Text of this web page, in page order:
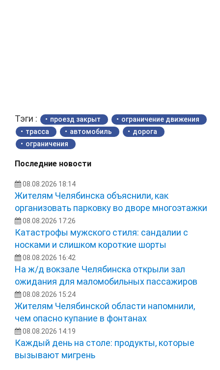
Тэги : проезд закрыт
ограничение движения
трасса
автомобиль
дорога
ограничения
Последние новости
08.08.2026 18:14
Жителям Челябинска объяснили, как
организовать парковку во дворе многоэтажки
08.08.2026 17:26
Катастрофы мужского стиля: сандалии с
носками и слишком короткие шорты
08.08.2026 16:42
На ж/д вокзале Челябинска открыли зал
ожидания для маломобильных пассажиров
08.08.2026 15:24
Жителям Челябинской области напомнили,
чем опасно купание в фонтанах
08.08.2026 14:19
Каждый день на столе: продукты, которые
вызывают мигрень